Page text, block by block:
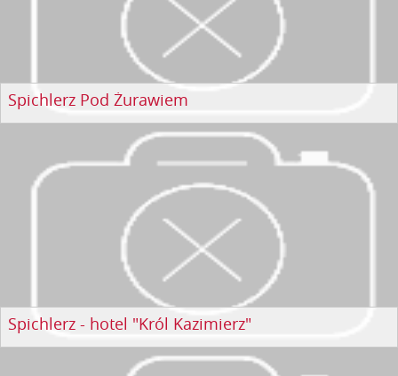
Spichlerz Pod Żurawiem
Spichlerz - hotel "Król Kazimierz"